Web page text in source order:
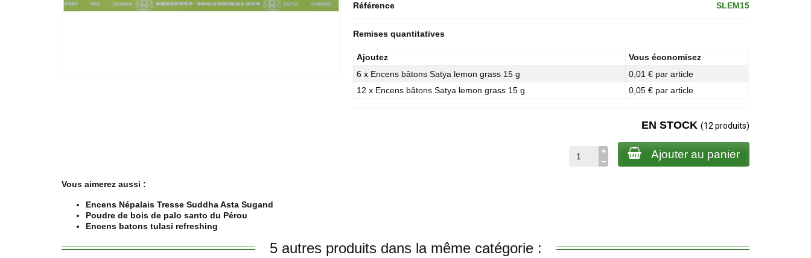
Référence SLEM15
Remises quantitatives
Ajoutez
Vous économisez
6 x Encens bâtons Satya lemon grass 15 g
0,01 € par article
12 x Encens bâtons Satya lemon grass 15 g
0,05 € par article
EN STOCK (12 produits)
Ajouter au panier
Vous aimerez aussi :
Encens Népalais Tresse Suddha Asta Sugand
Poudre de bois de palo santo du Pérou
Encens batons tulasi refreshing
5 autres produits dans la même catégorie :